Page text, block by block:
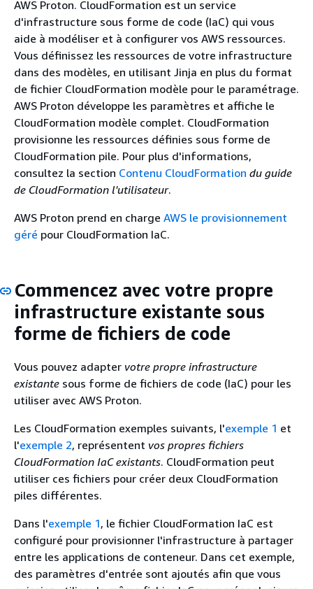
AWS Proton. CloudFormation est un service
d'infrastructure sous forme de code (IaC) qui vous
aide à modéliser et à configurer vos AWS ressources.
Vous définissez les ressources de votre infrastructure
dans des modèles, en utilisant Jinja en plus du format
de fichier CloudFormation modèle pour le paramétrage.
AWS Proton développe les paramètres et affiche le
CloudFormation modèle complet. CloudFormation
provisionne les ressources définies sous forme de
CloudFormation pile. Pour plus d'informations,
consultez la section Contenu CloudFormation du guide
de CloudFormation l'utilisateur.
AWS Proton prend en charge AWS le provisionnement
géré pour CloudFormation IaC.
Commencez avec votre propre
infrastructure existante sous
forme de fichiers de code
Vous pouvez adapter votre propre infrastructure
existante sous forme de fichiers de code (IaC) pour les
utiliser avec AWS Proton.
Les CloudFormation exemples suivants, l'exemple 1 et
l'exemple 2, représentent vos propres fichiers
CloudFormation IaC existants. CloudFormation peut
utiliser ces fichiers pour créer deux CloudFormation
piles différentes.
Dans l'exemple 1, le fichier CloudFormation IaC est
configuré pour provisionner l'infrastructure à partager
entre les applications de conteneur. Dans cet exemple,
des paramètres d'entrée sont ajoutés afin que vous